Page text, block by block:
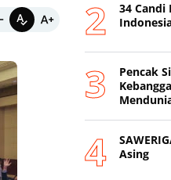
34 Candi
Pencak
Asing